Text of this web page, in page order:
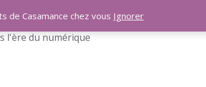
Sans Frontières
l'ère du numérique
de Casamance chez vous Ignorer